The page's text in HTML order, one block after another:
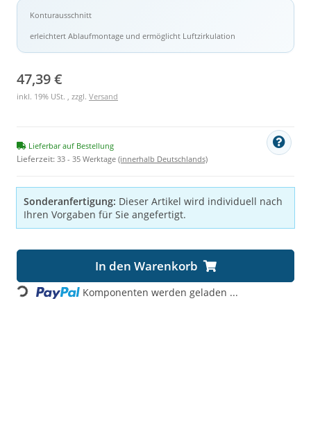
Konturausschnitt
erleichtert Ablaufmontage und ermöglicht Luftzirkulation
47,39 €
inkl. 19% USt. , zzgl. Versand
Lieferbar auf Bestellung
Lieferzeit: 33 - 35 Werktage (innerhalb Deutschlands)
Sonderanfertigung: Dieser Artikel wird individuell nach
Ihren Vorgaben für Sie angefertigt.
In den Warenkorb
Loading... Komponenten werden geladen ...